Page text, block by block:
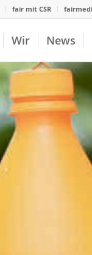
fair mit CSR
Wir News